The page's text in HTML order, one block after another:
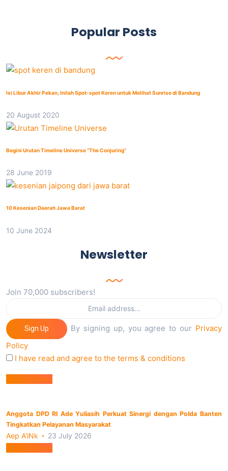
Popular Posts
Isi Libur Akhir Pekan, Inilah Spot-spot Keren untuk Melihat Sunrise di Bandung
20 August 2020
Begini Urutan Timeline Universe “The Conjuring”
28 June 2019
10 Kesenian Daerah Jawa Barat
10 June 2024
Newsletter
Join 70,000 subscribers!
Sign Up By signing up, you agree to our Privacy
Policy
I have read and agree to the terms & conditions
Berita Utama
Anggota DPD RI Ade Yuliasih Perkuat Sinergi dengan Polda Banten
Tingkatkan Pelayanan Masyarakat
Aep A'iNk 23 July 2026
Berita Utama